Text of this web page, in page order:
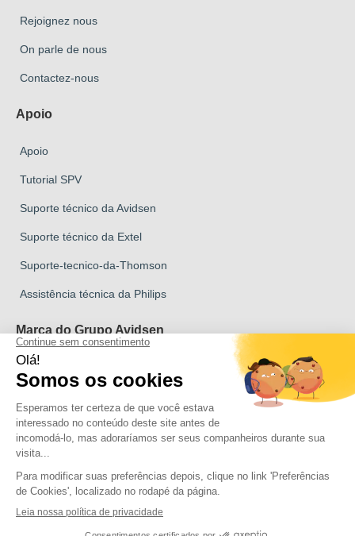
Rejoignez nous
On parle de nous
Contactez-nous
Apoio
Apoio
Tutorial SPV
Suporte técnico da Avidsen
Suporte técnico da Extel
Suporte-tecnico-da-Thomson
Assistência técnica da Philips
Marca do Grupo Avidsen
Marca Avidsen
Marca Thomson
Marca Philips
Direitos de autor 2026 Todos os direitos reservados Avidsen